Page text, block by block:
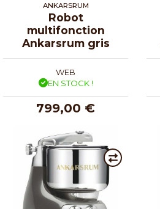
ANKARSRUM
Robot
multifonction
Ankarsrum gris
WEB
EN STOCK !
799,00 €